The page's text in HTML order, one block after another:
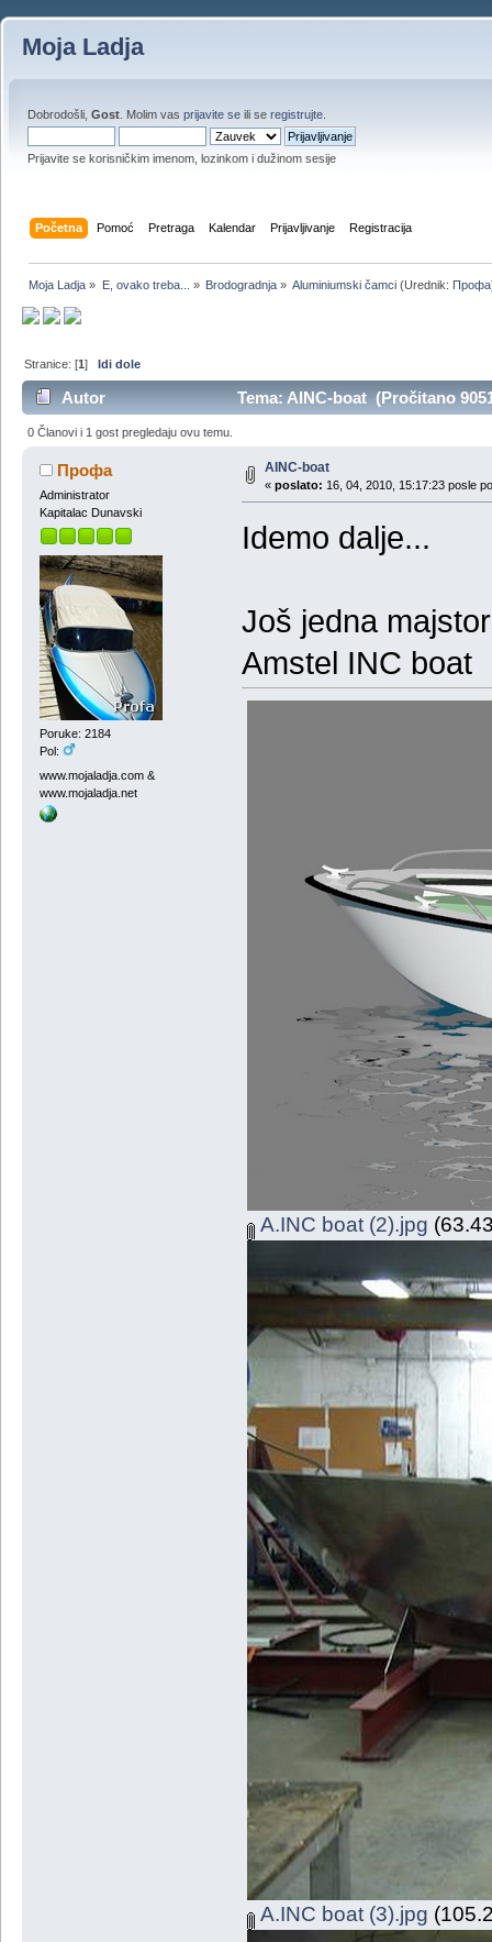
Moja Ladja
Dobrodošli, Gost . Molim vas prijavite se ili se registrujte
Prijavite se korisničkim imenom, lozinkom i dužinom sesije
Početna Pomoć Pretraga Kalendar Prijavljivanje Registracija
Moja Ladja » E, ovako treba... » Brodogradnja» Aluminiumski čamci (Urednik: Профа
Stranice: [1]Idi dole
Autor Tema: AINC-boat (Pročitano
0 Članovi i 1 gost pregledaju ovu temu.
Профа
Administrator
Kapitalac Dunavski
Poruke: 2184
Pol:
www.mojaladja.com &
www.mojaladja.net
AINC-boat
« poslato: 16, 04, 2010, 15:17:23 posle
Idemo dalje...
Još jedna
Amstel INC boat
A.INC boat (2).jpg
A.INC boat (3).jpg